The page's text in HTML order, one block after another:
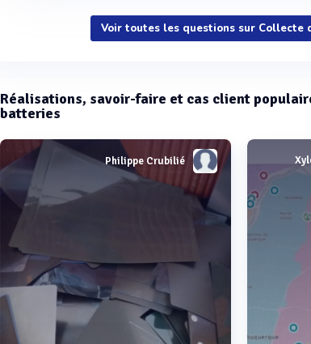
Voir toutes les questions sur Collecte
Réalisations, savoir-faire et cas client
batteries
Philippe Crubilié